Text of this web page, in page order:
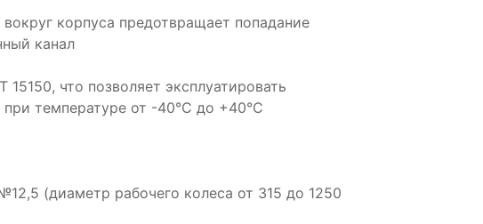
корпуса предотвращает попадание
канал
что позволяет эксплуатировать
температуре от -40°С до +40°С
(диаметр рабочего колеса от 315 до 1250